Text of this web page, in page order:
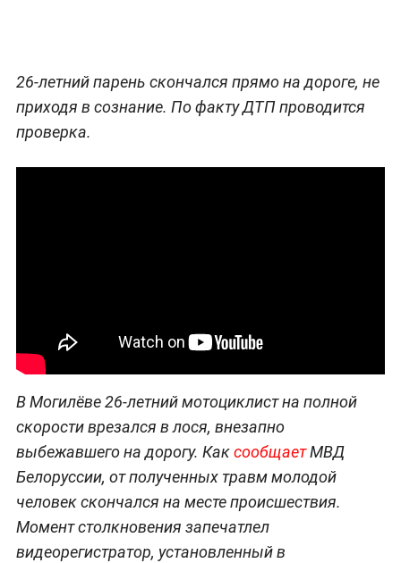
26-летний парень скончался прямо на дороге, не
приходя в сознание. По факту ДТП проводится
проверка.
В Могилёве 26-летний мотоциклист на полной
скорости врезался в лося, внезапно
выбежавшего на дорогу. КаксообщаетМВД
Белоруссии, от полученных травм молодой
человек скончался на месте происшествия.
Момент столкновения запечатлел
видеорегистратор, установленный в